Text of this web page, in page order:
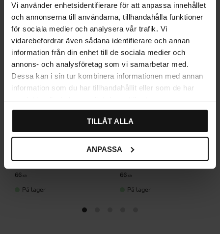
Vi använder enhetsidentifierare för att anpassa innehållet
och annonserna till användarna, tillhandahålla funktioner
för sociala medier och analysera vår trafik. Vi
vidarebefordrar även sådana identifierare och annan
information från din enhet till de sociala medier och
annons- och analysföretag som vi samarbetar med.
Dessa kan i sin tur kombinera informationen med annan
information som du har tillhandahållit eller som de har
TILLÅT ALLA
ANPASSA
66KR
På lager
66KR
På lager